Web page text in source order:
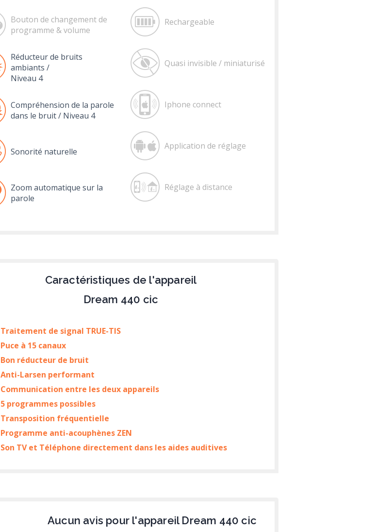
Bouton de changement de
programme & volume
Réducteur de bruits
ambiants /
Niveau 4
Compréhension de la parole
dans le bruit / Niveau 4
Sonorité naturelle
Zoom automatique sur la
parole
Rechargeable
Quasi invisible / miniaturisé
Iphone connect
Application de réglage
Réglage à distance
Caractéristiques de l'appareil
Dream 440 cic
Traitement de signal TRUE-TIS
Puce à 15 canaux
Bon réducteur de bruit
Anti-Larsen performant
Communication entre les deux appareils
5 programmes possibles
Transposition fréquentielle
Programme anti-acouphènes ZEN
Son TV et Téléphone directement dans les aides auditives
Aucun avis pour l'appareil Dream 440 cic